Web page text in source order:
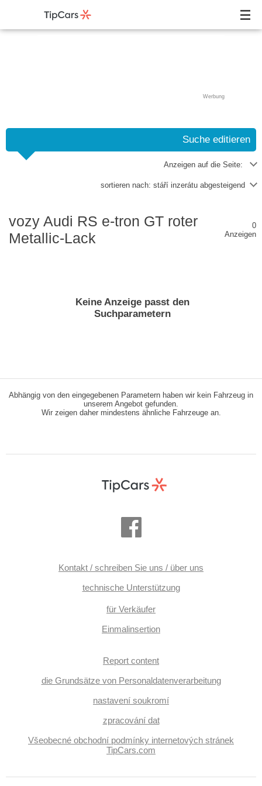
Werbung
Suche editieren
Anzeigen auf die Seite:
sortieren nach: stáří inzerátu abgesteigend
vozy Audi RS e-tron GT roter
Metallic-Lack
0
Anzeigen
Keine Anzeige passt den
Suchparametern
Abhängig von den eingegebenen Parametern haben wir kein Fahrzeug in
unserem Angebot gefunden.
Wir zeigen daher mindestens ähnliche Fahrzeuge an.
Kontakt / schreiben Sie uns / über uns
technische Unterstützung
für Verkäufer
Einmalinsertion
Report content
die Grundsätze von Personaldatenverarbeitung
nastavení soukromí
zpracování dat
Všeobecné obchodní podmínky internetových stránek
TipCars.com